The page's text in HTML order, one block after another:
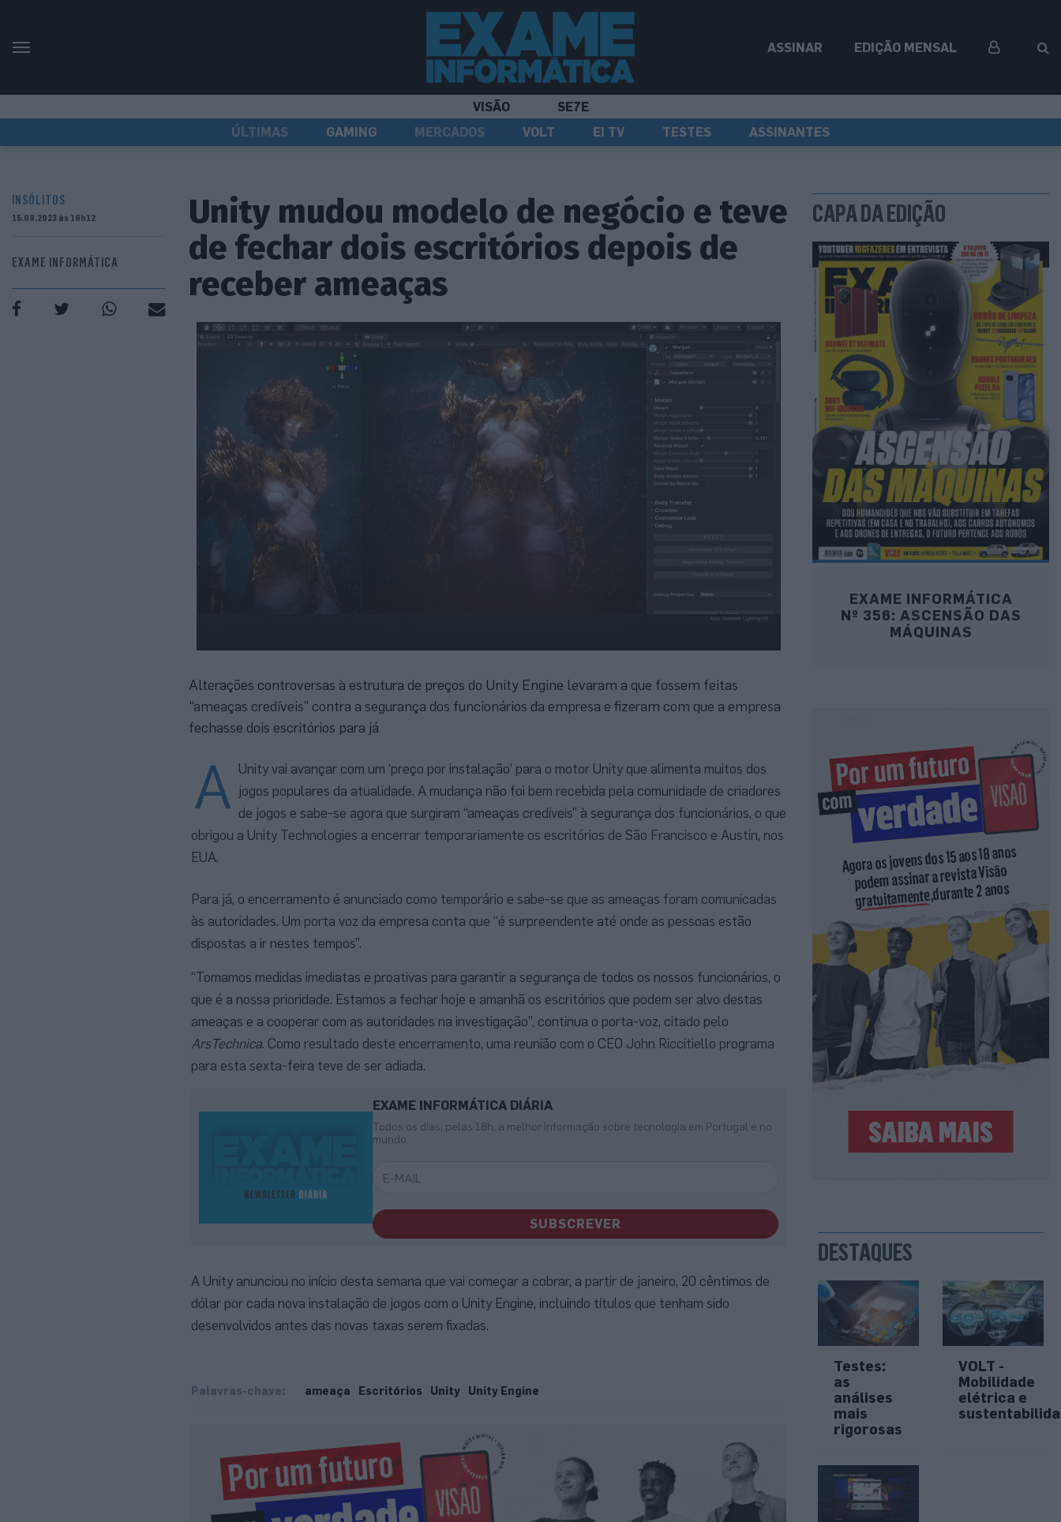
ASSINAR EDIÇÃO MENSAL
VISÃO
SE7E
ÚLTIMAS
GAMING MERCADOS VOLT EI TV TESTES ASSINANTES
INSÓLITOS
15.09.2023 às 16h12
EXAME INFORMÁTICA
Unity mudou modelo de negócio e teve
de fechar dois escritórios depois de
receber ameaças
Alterações controversas à estrutura de preços do Unity Engine levaram a que fossem feitas
“ameaças credíveis” contra a segurança dos funcionários da empresa e fizeram com que a empresa
fechasse dois escritórios para já
A Unity vai avançar com um ‘preço por instalação’ para o motor Unity que alimenta muitos dos
jogos populares da atualidade. A mudança não foi bem recebida pela comunidade de criadores
de jogos e sabe-se agora que surgiram “ameaças credíveis” à segurança dos funcionários, o que
obrigou a Unity Technologies a encerrar temporariamente os escritórios de São Francisco e Austin, nos
EUA.
Para já, o encerramento é anunciado como temporário e sabe-se que as ameaças foram comunicadas
às autoridades. Um porta voz da empresa conta que “é surpreendente até onde as pessoas estão
dispostas a ir nestes tempos”.
“Tomamos medidas imediatas e proativas para garantir a segurança de todos os nossos funcionários, o
que é a nossa prioridade. Estamos a fechar hoje e amanhã os escritórios que podem ser alvo destas
ameaças e a cooperar com as autoridades na investigação”, continua o porta-voz, citado pelo
ArsTechnica. Como resultado deste encerramento, uma reunião com o CEO John Riccitiello programa
para esta sexta-feira teve de ser adiada.
EXAME INFORMÁTICA DIÁRIA
Todos os dias, pelas 18h, a melhor informação sobre tecnologia em Portugal e no
mundo
SUBSCREVER
A Unity anunciou no início desta semana que vai começar a cobrar, a partir de janeiro, 20 cêntimos de
dólar por cada nova instalação de jogos com o Unity Engine, incluindo títulos que tenham sido
desenvolvidos antes das novas taxas serem fixadas.
Palavras-chave: ameaça Escritórios Unity Unity Engine
CAPA DA EDIÇÃO
EXAME INFORMÁTICA
Nº 356: ASCENSÃO DAS
MÁQUINAS
DESTAQUES
Testes:
as
análises
mais
rigorosas
VOLT -
Mobilidade
elétrica e